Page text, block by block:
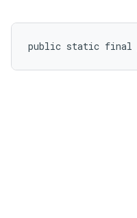
public static final